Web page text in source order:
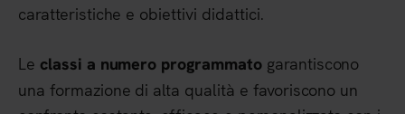
caratteristiche e obiettivi didattici.
Le classi a numero programmatogarantiscono
una formazione di alta qualità e favoriscono un